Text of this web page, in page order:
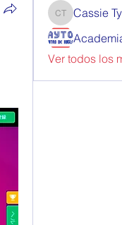
Cassie Tyler
Cassie
Ver todos los